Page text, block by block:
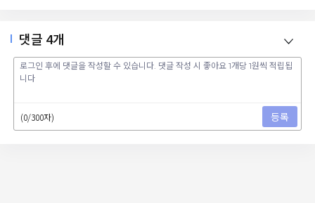
댓글 4개
(0/300자) 등록